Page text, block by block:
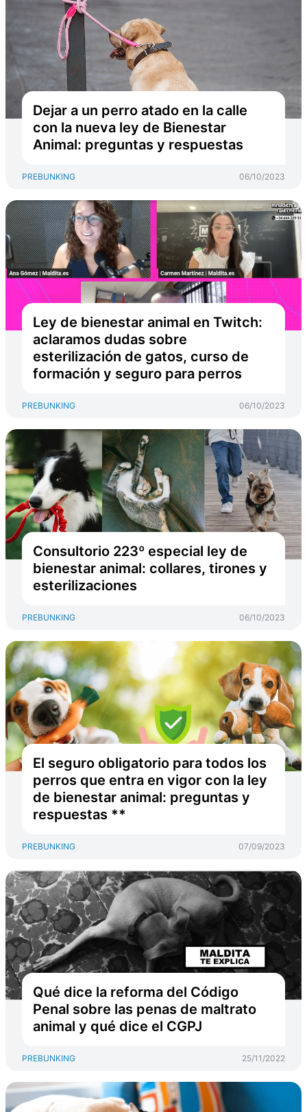
Dejar a un perro atado en la calle
con la nueva ley de Bienestar
Animal: preguntas y respuestas
PREBUNKING 06/10/2023
Ley de bienestar animal en Twitch:
aclaramos dudas sobre
esterilización de gatos, curso de
formación y seguro para perros
PREBUNKING 06/10/2023
Consultorio 223º especial ley de
bienestar animal: collares, tirones y
esterilizaciones
PREBUNKING 06/10/2023
El seguro obligatorio para todos los
perros que entra en vigor con la ley
de bienestar animal: preguntas y
respuestas **
PREBUNKING 07/09/2023
Qué dice la reforma del Código
Penal sobre las penas de maltrato
animal y qué dice el CGPJ
PREBUNKING 25/11/2022